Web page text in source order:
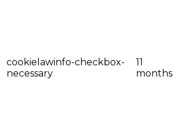
cookielawinfo-checkbox-
necessary
11
months